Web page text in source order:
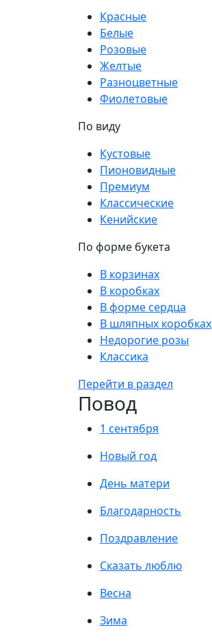
Красные
Белые
Розовые
Желтые
Разноцветные
Фиолетовые
По виду
Кустовые
Пионовидные
Премиум
Классические
Кенийские
По форме букета
В корзинах
В коробках
В форме сердца
В шляпных коробках
Недорогие розы
Классика
Перейти в раздел
Повод
1 сентября
Новый год
День матери
Благодарность
Поздравление
Сказать люблю
Весна
Зима